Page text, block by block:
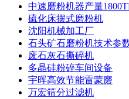
中速磨粉机器产量
硫化床摆式磨粉机
沈阳机械加工厂
石头矿石磨粉机技术参
废石灰石撕碎机
多晶硅粉碎车间设备
宇晖高效节能雷蒙磨
万宏筛分过滤机